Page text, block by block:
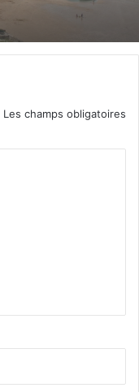
Les champs obligatoires